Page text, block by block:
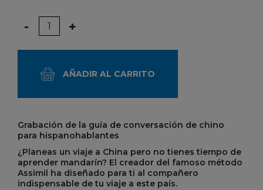
Cantidad
- +
AÑADIR AL CARRITO
Grabación de la guía de conversación de chino
para hispanohablantes
¿Planeas un viaje a China pero no tienes tiempo de
aprender mandarín? El creador del famoso método
Assimil ha diseñado para ti al compañero
indispensable de tu viaje a este país.